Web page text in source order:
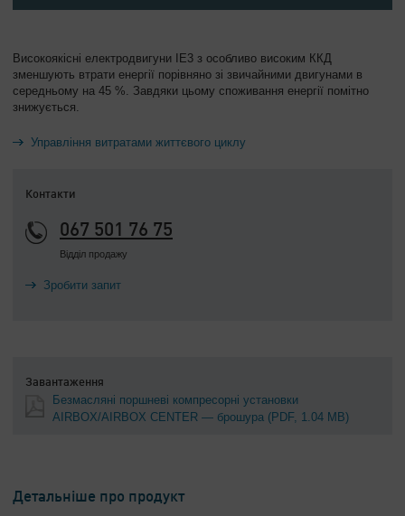
Високоякісні електродвигуни IE3 з особливо високим ККД
зменшують втрати енергії порівняно зі звичайними двигунами в
середньому на 45 %. Завдяки цьому споживання енергії помітно
знижується.
Управління витратами життєвого циклу
Контакти
067 501 76 75
Відділ продажу
Зробити запит
Завантаження
Безмасляні поршневі компресорні установки
AIRBOX/AIRBOX CENTER — брошура (PDF, 1.04 MB)
Детальніше про продукт